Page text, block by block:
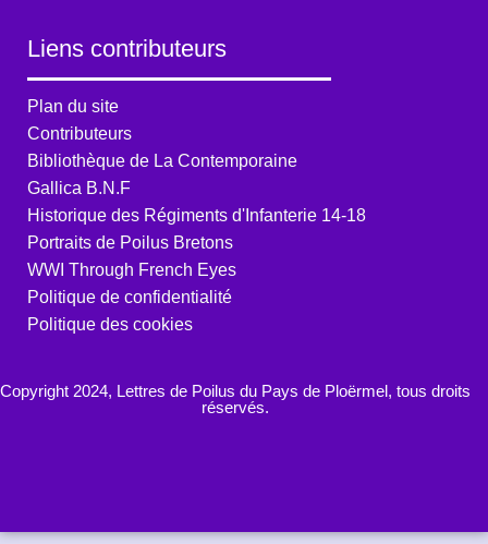
Liens contributeurs
Plan du site
Contributeurs
Bibliothèque de La Contemporaine
Gallica B.N.F
Historique des Régiments d'Infanterie 14-18
Portraits de Poilus Bretons
WWI Through French Eyes
Politique de confidentialité
Politique des cookies
Copyright 2024, Lettres de Poilus du Pays de Ploërmel, tous droits
réservés.